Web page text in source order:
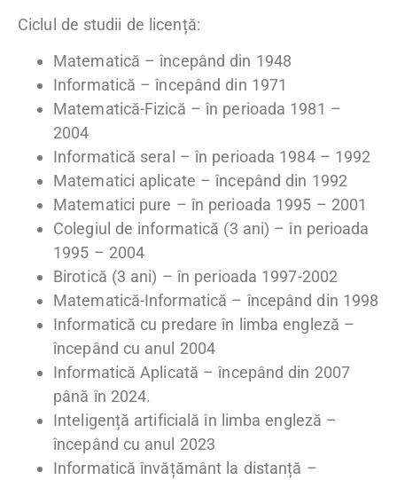
Ciclul de studii de licență:
Matematică – începând din 1948
Informatică – începând din 1971
Matematică-Fizică – în perioada 1981 –
2004
Informatică seral – în perioada 1984 – 1992
Matematici aplicate – începând din 1992
Matematici pure – în perioada 1995 – 2001
Colegiul de informatică (3 ani) – în perioada
1995 – 2004
Birotică (3 ani) – în perioada 1997-2002
Matematică-Informatică – începând din 1998
Informatică cu predare în limba engleză –
începând cu anul 2004
Informatică Aplicată – începând din 2007
până în 2024.
Inteligență artificială în limba engleză –
începând cu anul 2023
Informatică învățământ la distanță –